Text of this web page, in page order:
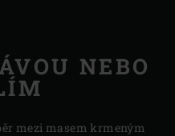
NEBO
mezi masem krmeným